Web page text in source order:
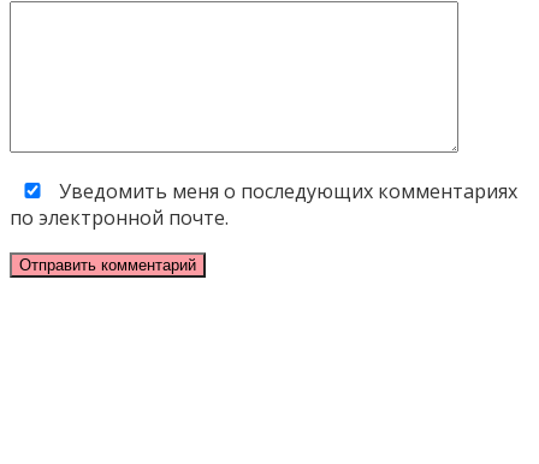
Уведомить меня о последующих комментариях
по электронной почте.